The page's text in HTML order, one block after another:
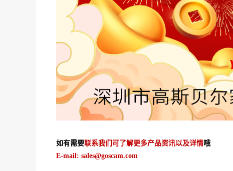
如有需要联系我们可了解更多产品资讯以及详情哦
E-mail: sales@goscam.com